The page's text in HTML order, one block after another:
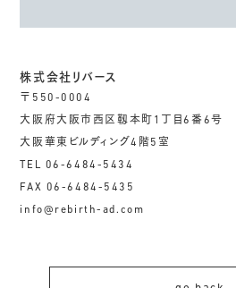
株式会社リバース
〒550-0004
大阪府大阪市西区靱本町1丁目6番6号
大阪華東ビルディング4階5室
TEL 06-6484-5434
FAX 06-6484-5435
info@rebirth-ad.com